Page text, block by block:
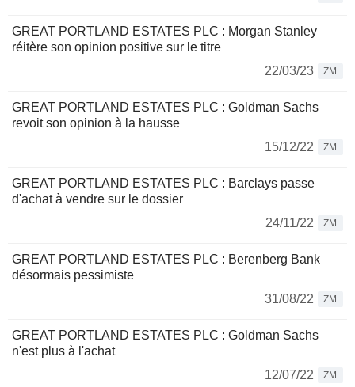
GREAT PORTLAND ESTATES PLC : Morgan Stanley
réitère son opinion positive sur le titre
22/03/23
ZM
GREAT PORTLAND ESTATES PLC : Goldman Sachs
revoit son opinion à la hausse
15/12/22
ZM
GREAT PORTLAND ESTATES PLC : Barclays passe
d'achat à vendre sur le dossier
24/11/22
ZM
GREAT PORTLAND ESTATES PLC : Berenberg Bank
désormais pessimiste
31/08/22
ZM
GREAT PORTLAND ESTATES PLC : Goldman Sachs
n'est plus à l'achat
12/07/22
ZM